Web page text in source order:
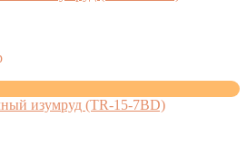
изумруд (TR-15-7BD)